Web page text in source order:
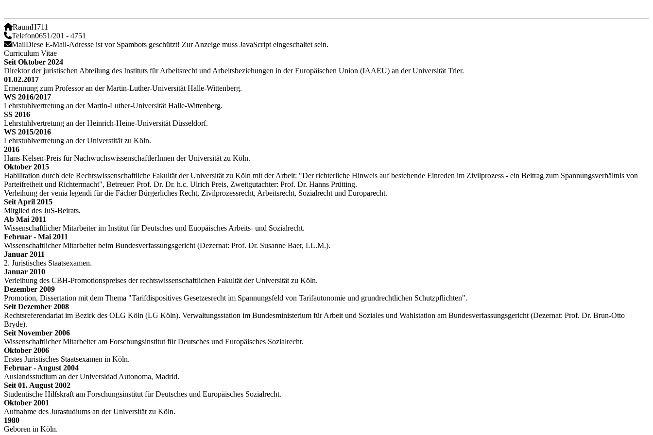
RaumH711
Telefon0651/201 - 4751
MailDiese E-Mail-Adresse ist vor Spambots geschützt! Zur Anzeige muss JavaScript eingeschaltet sein.
Curriculum Vitae
Seit Oktober 2024
Direktor der juristischen Abteilung des Instituts für Arbeitsrecht und Arbeitsbeziehungen in der Europäischen Union (IAAEU) an der Universität Trier.
01.02.2017
Ernennung zum Professor an der Martin-Luther-Universität Halle-Wittenberg.
WS 2016/2017
Lehrstuhlvertretung an der Martin-Luther-Universität Halle-Wittenberg.
SS 2016
Lehrstuhlvertretung an der Heinrich-Heine-Universität Düsseldorf.
WS 2015/2016
Lehrstuhlvertretung an der Universtität zu Köln.
2016
Hans-Kelsen-Preis für NachwuchswissenschaftlerInnen der Universität zu Köln.
Oktober 2015
Habilitation durch deie Rechtswissenschaftliche Fakultät der Universität zu Köln mit der Arbeit: "Der richterliche Hinweis auf bestehende Einreden im Zivilprozess - ein Beitrag zum Spannungsverhältnis von
Parteifreiheit und Richtermacht", Betreuer: Prof. Dr. Dr. h.c. Ulrich Preis, Zweitgutachter: Prof. Dr. Hanns Prütting.
Verleihung der venia legendi für die Fächer Bürgerliches Recht, Zivilprozessrecht, Arbeitsrecht, Sozialrecht und Europarecht.
Seit April 2015
Mitglied des JuS-Beirats.
Ab Mai 2011
Wissenschaftlicher Mitarbeiter im Institut für Deutsches und Euopäisches Arbeits- und Sozialrecht.
Februar - Mai 2011
Wissenschaftlicher Mitarbeiter beim Bundesverfassungsgericht (Dezernat: Prof. Dr. Susanne Baer, LL.M.).
Januar 2011
2. Juristisches Staatsexamen.
Januar 2010
Verleihung des CBH-Promotionspreises der rechtswissenschaftlichen Fakultät der Universität zu Köln.
Dezember 2009
Promotion, Dissertation mit dem Thema "Tarifdispositives Gesetzesrecht im Spannungsfeld von Tarifautonomie und grundrechtlichen Schutzpflichten".
Seit Dezember 2008
Rechtsreferendariat im Bezirk des OLG Köln (LG Köln). Verwaltungsstation im Bundesministerium für Arbeit und Soziales und Wahlstation am Bundesverfassungsgericht (Dezernat: Prof. Dr. Brun-Otto
Bryde).
Seit November 2006
Wissenschaftlicher Mitarbeiter am Forschungsinstitut für Deutsches und Europäisches Sozialrecht.
Oktober 2006
Erstes Juristisches Staatsexamen in Köln.
Februar - August 2004
Auslandsstudium an der Universidad Autonoma, Madrid.
Seit 01. August 2002
Studentische Hilfskraft am Forschungsinstitut für Deutsches und Europäisches Sozialrecht.
Oktober 2001
Aufnahme des Jurastudiums an der Universität zu Köln.
1980
Geboren in Köln.